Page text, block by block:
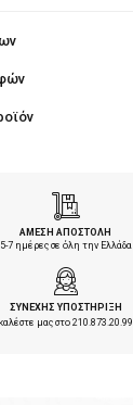
ΑΜΕΣΗ ΑΠΟΣΤΟΛΗ
5-7 ημέρες σε όλη την Ελλάδα
ΣΥΝΕΧΗΣ ΥΠΟΣΤΗΡΙΞΗ
καλέστε μας στο210.873.20.99